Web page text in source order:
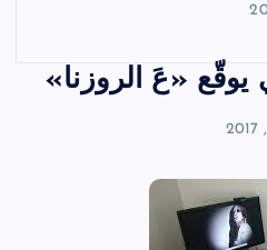
يوقّع «عَ الروزنا»